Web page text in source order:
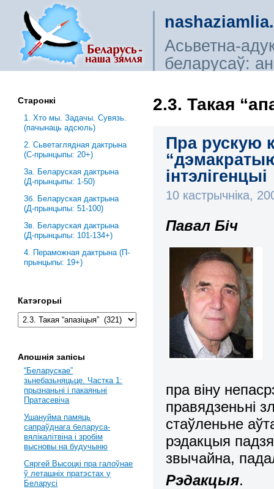
Асьветна-
беларусаў:
2.3. Такая
Пра рускую
інтэлігенцыі
10 кастрычніка,
Павал Біч
пра віну
правядзеньні
стаўленьне
рэдакцыя
звычайна,
Рэдакцыя.
Старонкі
1. Хто мы. Задачы. Сувязь.
(пачынаць адсюль)
2. Сьветаглядная дактрына
(С-прынцыпы: 20+)
3a. Беларуская дактрына
(Д-прынцыпы: 1-50)
3б. Беларуская дактрына
(Д-прынцыпы: 51-100)
3в. Беларуская дактрына
(Д-прынцыпы: 101-134+)
4. Пераможная дактрына (П-
прынцыпы: 19+)
Катэгорыі
Апошнія запісы
“Беларускае”
зьнебазьняцьце. Частка 1:
прызнаньні і пакаяньні
Пратасевіча
Ушануйма памяць
сапраўднага беларуса-
вялікалітвіна і зробім
высновы на будучыню
Сяргей Высоцкі пра галоўнае
ў леташніх пратэстах у
Беларусі